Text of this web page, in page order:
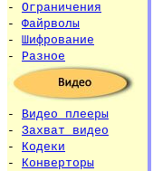
- Ограничения
- Файрволы
- Шифрование
- Разное
- Видео плееры
- Захват видео
- Кодеки
- Конверторы